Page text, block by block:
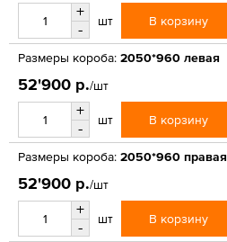
+
-
шт В корзину
Размеры короба: 2050*960 левая
52'900 р./шт
+
-
шт В корзину
Размеры короба: 2050*960 правая
52'900 р./шт
+
-
шт В корзину